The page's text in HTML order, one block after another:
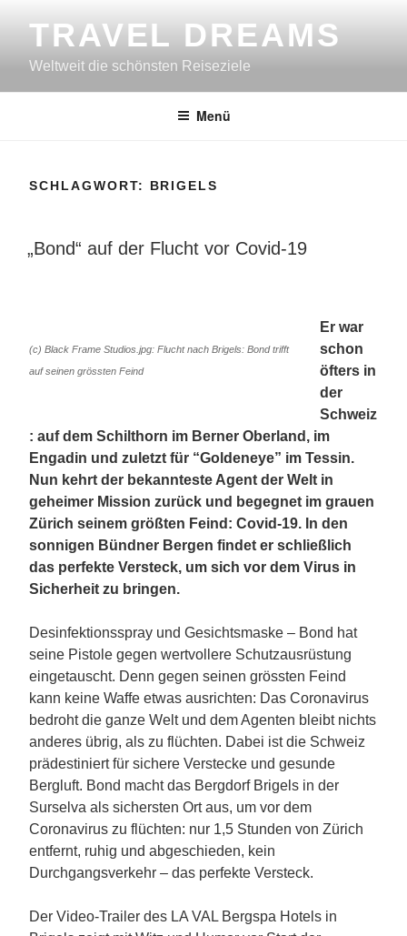
InhaltTRAVEL DREAMS
Weltweit die schönsten Reiseziele
Menü
SCHLAGWORT: BRIGELS
VERÖFFENTLICHT
„Bond“ auf der Flucht vor Covid-19
(c) Black Frame Studios.jpg: Flucht nach Brigels: Bond trifft
auf seinen grössten Feind
Er war
schon
öfters in
der
Schweiz
: auf dem Schilthorn im Berner Oberland, im
Engadin und zuletzt für “Goldeneye” im Tessin.
Nun kehrt der bekannteste Agent der Welt in
geheimer Mission zurück und begegnet im grauen
Zürich seinem größten Feind: Covid-19. In den
sonnigen Bündner Bergen findet er schließlich
das perfekte Versteck, um sich vor dem Virus in
Sicherheit zu bringen.
Desinfektionsspray und Gesichtsmaske – Bond hat
seine Pistole gegen wertvollere Schutzausrüstung
eingetauscht. Denn gegen seinen grössten Feind
kann keine Waffe etwas ausrichten: Das Coronavirus
bedroht die ganze Welt und dem Agenten bleibt nichts
anderes übrig, als zu flüchten. Dabei ist die Schweiz
prädestiniert für sichere Verstecke und gesunde
Bergluft. Bond macht das Bergdorf Brigels in der
Surselva als sichersten Ort aus, um vor dem
Coronavirus zu flüchten: nur 1,5 Stunden von Zürich
entfernt, ruhig und abgeschieden, kein
Durchgangsverkehr – das perfekte Versteck.
Der Video-Trailer des LA VAL Bergspa Hotels in